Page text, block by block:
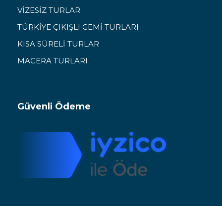
VİZESİZ TURLAR
TÜRKİYE ÇIKIŞLI GEMİ TURLARI
KISA SÜRELİ TURLAR
MACERA TURLARI
Güvenli Ödeme